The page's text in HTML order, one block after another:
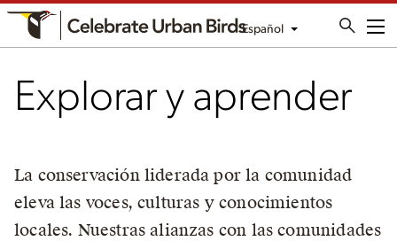
Español
Explorar y aprender
La conservación liderada por la comunidad
eleva las voces, culturas y conocimientos
locales. Nuestras alianzas con las comunidades